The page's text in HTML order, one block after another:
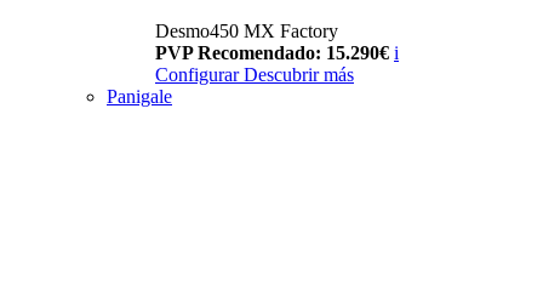
Desmo450 MX Factory
PVP Recomendado: 15.290€ i
Configurar Descubrir más
Panigale